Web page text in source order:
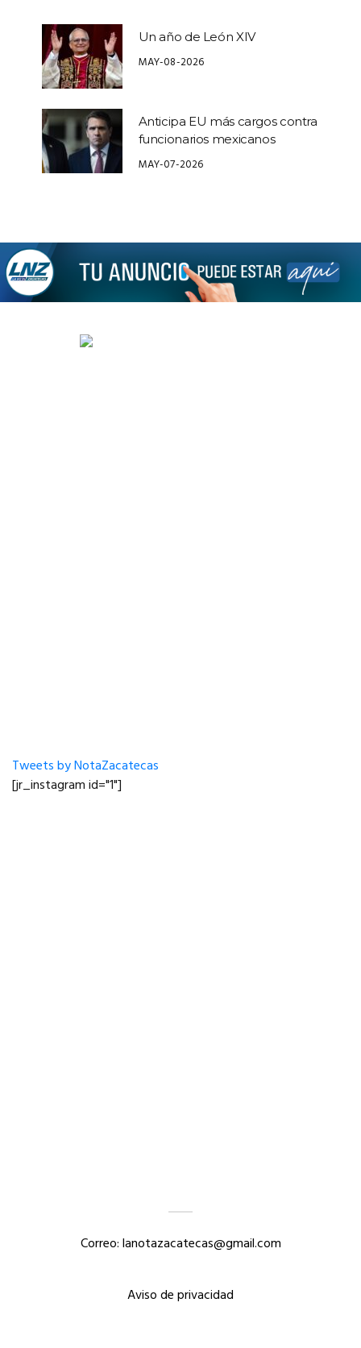
Un año de León XIV
MAY-08-2026
Anticipa EU más cargos contra
funcionarios mexicanos
MAY-07-2026
Tweets by NotaZacatecas
[jr_instagram id="1"]
Correo: lanotazacatecas@gmail.com
Aviso de privacidad